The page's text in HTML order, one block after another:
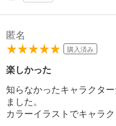
匿名
購入済み
楽しかった
知らなかったキャラクタ
ました。
カラーイラストでキャラ